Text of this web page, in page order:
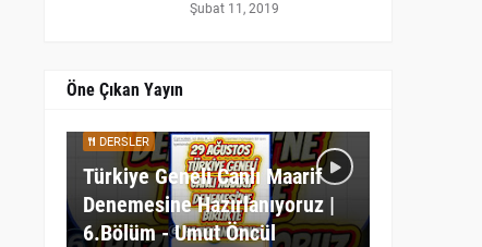
Şubat 11, 2019
Öne Çıkan Yayın
DERSLER
Türkiye Geneli Canlı Maarif
Denemesine Hazırlanıyoruz |
6.Bölüm - Umut Öncül